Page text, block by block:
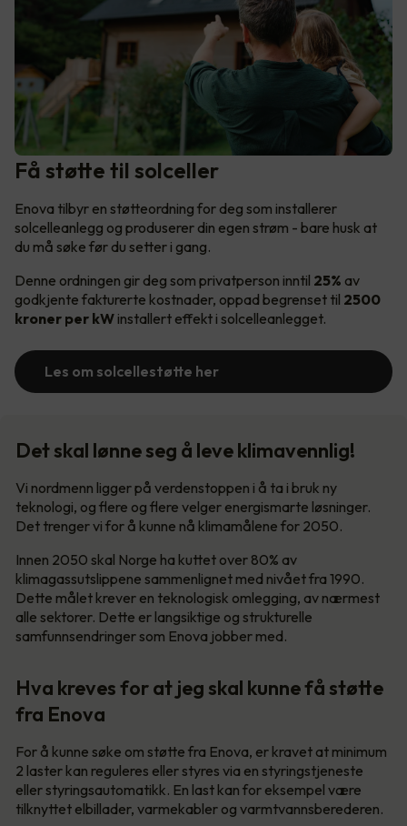
Få støtte til solceller
Enova tilbyr en støtteordning for deg som installerer
solcelleanlegg og produserer din egen strøm - bare husk at
du må søke før du setter i gang.
Denne ordningen gir deg som privatperson inntil 25% av
godkjente fakturerte kostnader, oppad begrenset til 2500
kroner per kW installert effekt i solcelleanlegget.
Les om solcellestøtte her
Det skal lønne seg å leve klimavennlig!
Vi nordmenn ligger på verdenstoppen i å ta i bruk ny
teknologi, og flere og flere velger energismarte løsninger.
Det trenger vi for å kunne nå klimamålene for 2050.
Innen 2050 skal Norge ha kuttet over 80% av
klimagassutslippene sammenlignet med nivået fra 1990.
Dette målet krever en teknologisk omlegging, av nærmest
alle sektorer. Dette er langsiktige og strukturelle
samfunnsendringer som Enova jobber med.
Hva kreves for at jeg skal kunne få støtte
fra Enova
For å kunne søke om støtte fra Enova, er kravet at minimum
2 laster kan reguleres eller styres via en styringstjeneste
eller styringsautomatikk. En last kan for eksempel være
tilknyttet elbillader, varmekabler og varmtvannsberederen.